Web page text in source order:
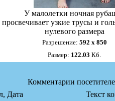
У малолетки ночная
просвечивает узкие трусы и
нулевого размера
Разрешение: 592 х 850
Размер: 122.03 Кб.
Комментарии
Дата
Текст